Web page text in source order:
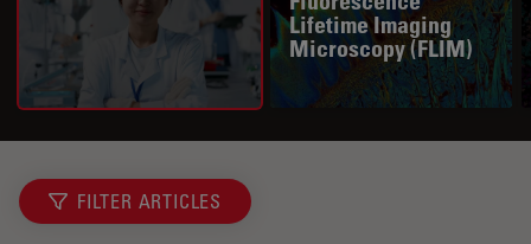
Lifetime Imaging
Microscopy (FLIM)
FILTER ARTICLES